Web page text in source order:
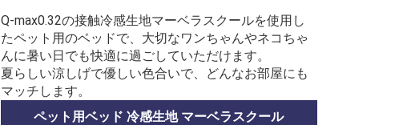
Q-max0.32の接触冷感生地マーベラスクールを使用し
たペット用のベッドで、大切なワンちゃんやネコちゃ
んに暑い日でも快適に過ごしていただけます。
夏らしい涼しげで優しい色合いで、どんなお部屋にも
マッチします。
ペット用ベッド 冷感生地 マーベラスクール